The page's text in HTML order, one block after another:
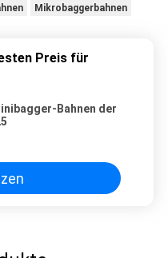
Mikrobaggerbahnen
Preis für
Bahnen der